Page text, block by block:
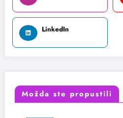
LinkedIn
Možda ste propustili